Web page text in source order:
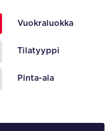
Vuokraluokka
Tilatyyppi
Pinta-ala